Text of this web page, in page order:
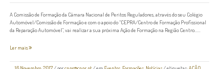
A Comissão de Formação da Câmara Nacional de Peritos Reguladores, através do seu Colégio
Automóvel/Comissão de Formação e com o apoio do “CEPRA/Centro de Formação Profissional
da Reparação Automóvel”, vai realizar a sua próxima Ação de Formação na Região Centro......
Ler mais